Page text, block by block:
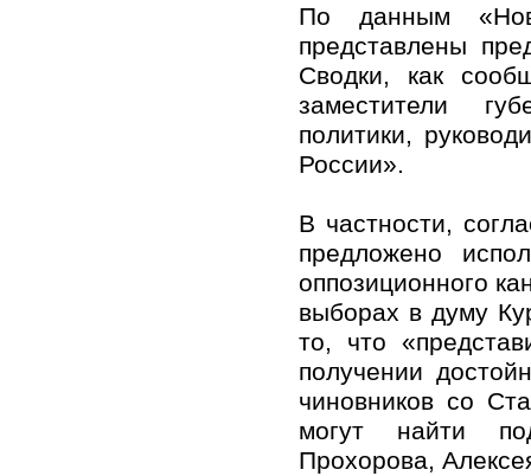
По данным
представлены
Сводки, как
заместители
политики,
России».
В частности,
предложено
оппозиционного
выборах в думу
то, что
получении
чиновников со
могут найти
Прохорова,